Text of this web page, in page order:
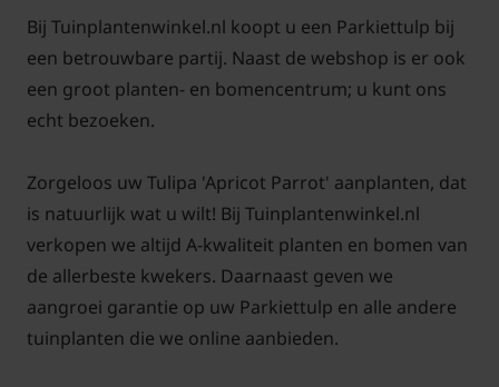
onderkant van de bloembol gemeten). Tulpen
kunnen beter iets dieper gezet worden, dan te
ondiep. Dit beschermt ze tegen kou in de winter en
uitdroging in droge en warme zomers.
Om de bodem voldoende voedzaam te houden, en
daarmee de bloei van de Tulipa 'Apricot Parrot' te
stimuleren, is het aan te raden om elk voorjaar op
het moment dat ze opkomen voeding te geven. Dit
kan in de vorm van Culterra, koemestkorrel of
Biomest. Verwijder na de bloei direct het zaadhoofd
Bij Tuinplantenwinkel.nl koopt u een Parkiettulp bij
een betrouwbare partij. Naast de webshop is er ook
een groot planten- en bomencentrum; u kunt ons
echt bezoeken.
Zorgeloos uw Tulipa 'Apricot Parrot' aanplanten, dat
is natuurlijk wat u wilt! Bij Tuinplantenwinkel.nl
verkopen we altijd A-kwaliteit planten en bomen van
de allerbeste kwekers. Daarnaast geven we
aangroei garantie op uw Parkiettulp en alle andere
tuinplanten die we online aanbieden.